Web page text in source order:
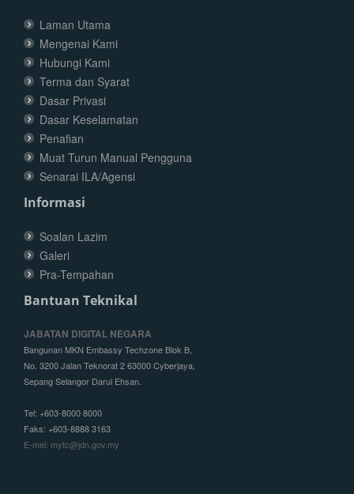
Laman Utama
Mengenai Kami
Hubungi Kami
Terma dan Syarat
Dasar Privasi
Dasar Keselamatan
Penafian
Muat Turun Manual Pengguna
Senarai ILA/Agensi
Informasi
Soalan Lazim
Galeri
Pra-Tempahan
Bantuan Teknikal
JABATAN DIGITAL NEGARA
Bangunan MKN Embassy Techzone Blok B,
No. 3200 Jalan Teknorat 2 63000 Cyberjaya,
Sepang Selangor Darul Ehsan.
Tel: +603-8000 8000
Faks: +603-8888 3163
E-mel: mytc@jdn.gov.my